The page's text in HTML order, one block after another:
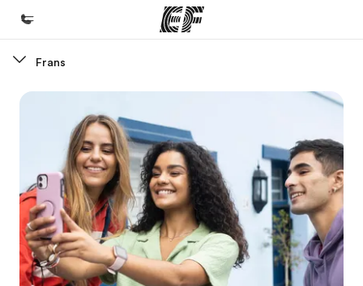
Welkom bij EF
Programma's
Bekijk alles dat we doen
Kantoren
Vind een kantoor
Over ons
Wie wij zijn
Frans